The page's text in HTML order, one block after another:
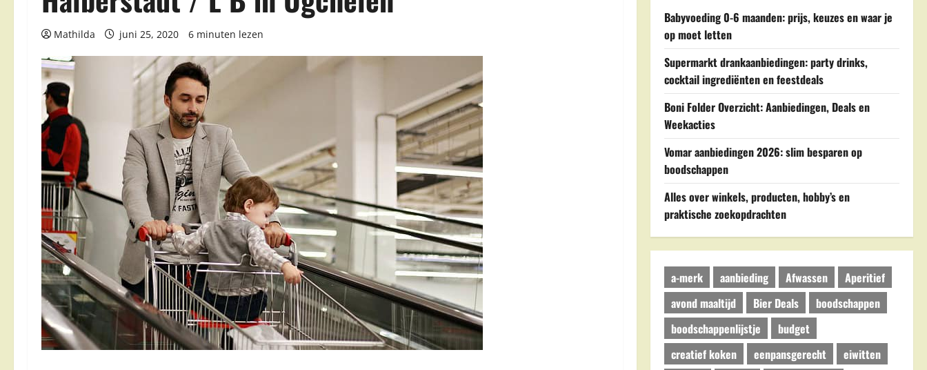
Mathilda juni 25, 2020 6 minuten lezen
Babyvoeding 0-6 maanden: prijs, keuzes en waar je
op moet letten
Supermarkt drankaanbiedingen: party drinks,
cocktail ingrediënten en feestdeals
Boni Folder Overzicht: Aanbiedingen, Deals en
Weekacties
Vomar aanbiedingen 2026: slim besparen op
boodschappen
Alles over winkels, producten, hobby’s en
praktische zoekopdrachten
a-merk aanbieding Afwassen
Aperitief
avond maaltijd
Bier Deals
boodschappen
boodschappenlijstje
budget
creatief koken
eenpansgerecht
eiwitten